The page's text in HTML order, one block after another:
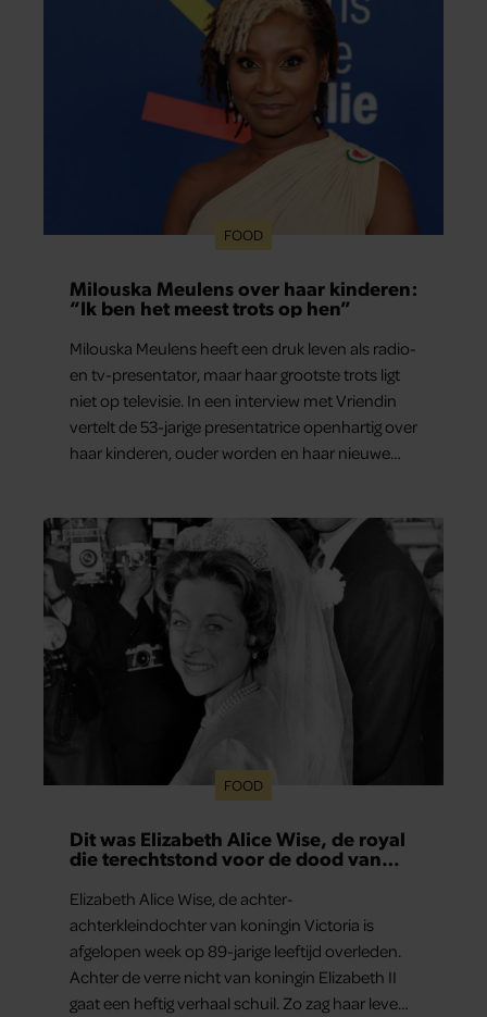
FOOD
Milouska Meulens over haar kinderen:
“Ik ben het meest trots op hen”
Milouska Meulens heeft een druk leven als radio-
en tv-presentator, maar haar grootste trots ligt
niet op televisie. In een interview met Vriendin
vertelt de 53-jarige presentatrice openhartig over
haar kinderen, ouder worden en haar nieuwe
dag het meest bezighouden.
FOOD
Dit was Elizabeth Alice Wise, de royal
die terechtstond voor de dood van
Elizabeth Alice Wise, de achter-
achterkleindochter van koningin Victoria is
afgelopen week op 89-jarige leeftijd overleden.
Achter de verre nicht van koningin Elizabeth II
gaat een heftig verhaal schuil. Zo zag haar leven